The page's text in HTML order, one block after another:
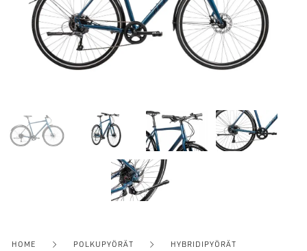
HOME POLKUPYÖRÄT HYBRIDIPYÖRÄT